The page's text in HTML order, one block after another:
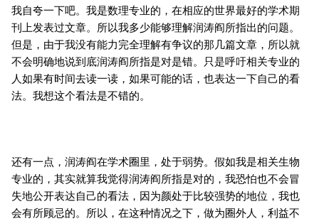
我自夸一下吧。我是数理专业的，在相应的世界最好的学术期
刊上发表过文章。所以我多少能够理解润涛阎所指出的问题。
但是，由于我没有能力完全理解有争议的那几篇文章，所以就
不会明确地说到底润涛阎所指是对是错。只是呼吁相关专业的
人如果有时间去读一读，如果可能的话，也表达一下自己的看
法。我想这个看法是不错的。
还有一点，润涛阎在学术圈里，处于弱势。假如我是相关生物
专业的，其实就算我觉得润涛阎所指是对的，我恐怕也不会冒
失地公开表达自己的看法，因为颜处于比较强势的地位，我也
会有所顾忌的。所以，在这种情况之下，做为圈外人，利益不